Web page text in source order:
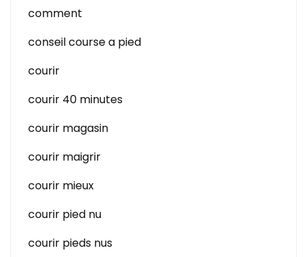
comment
conseil course a pied
courir
courir 40 minutes
courir magasin
courir maigrir
courir mieux
courir pied nu
courir pieds nus